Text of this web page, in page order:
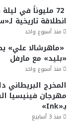
72 مليوناً في
انطلاقة تاريخية
منذ أسبوع واحد
«ماهرشالا علي»
«بليد» مع مارفل
منذ أسبوع واحد
المخرج البريطاني
مهرجان فينيسيا
بـ«Ink»
منذ 3 أسابيع